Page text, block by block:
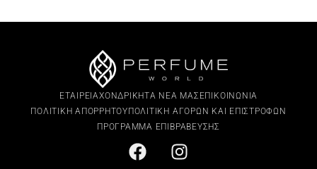
ΕΤΑΙΡΕΙΑΧΟΝΔΡΙΚΗΤΑ ΝΕΑ ΜΑΣ ΕΠΙΚΟΙΝΩΝΙΑ
ΠΟΛΙΤΙΚΗ ΑΠΟΡΡΗΤΟΥΠΟΛΙΤΙΚΗ ΑΓΟΡΩΝ ΚΑΙ ΕΠΙΣΤΡΟΦΩΝ
ΠΡΟΓΡΑΜΜΑ ΕΠΙΒΡΑΒΕΥΣΗΣ